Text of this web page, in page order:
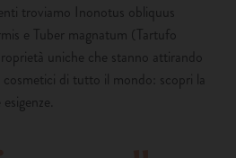
troviamo Inonotus obliquus
e Tuber magnatum (Tartufo
uniche che stanno attirando
cosmetici di tutto il mondo: scopri la